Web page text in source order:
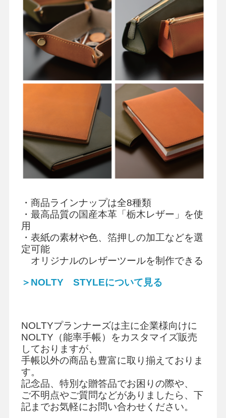
・商品ラインナップは全8種類
・最高品質の国産本革「栃木レザー」を使
用
・表紙の素材や色、箔押しの加工などを選
定可能
オリジナルのレザーツールを制作できる
＞NOLTY STYLEについて見る
NOLTYプランナーズは主に企業様向けに
NOLTY （能率手帳）をカスタマイズ販売
しておりますが、
手帳以外の商品も豊富に取り揃えておりま
す。
記念品、特別な贈答品でお困りの際や、
ご不明点やご質問などがありましたら、下
記までお気軽にお問い合わせください。